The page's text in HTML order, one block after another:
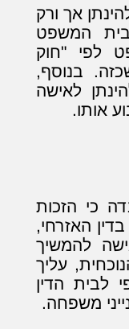
אך ורק
בית המשפט
לפי "חוק
בנוסף,
לאישה
אותו.
כי הזכות
האזרחי,
להמשיך
עליך
לבית הדין
משפחה.